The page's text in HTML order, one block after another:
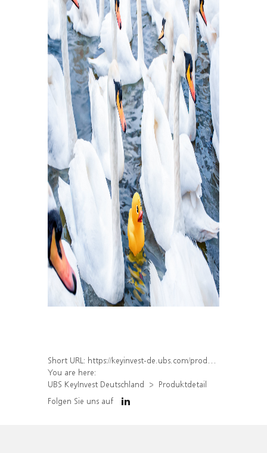
Short URL: https://keyinvest-de.ubs.com/produkt/detail/index/isin/DE000WA4TTW7
You are here:
UBS KeyInvest Deutschland
Produktdetail
Folgen Sie uns auf